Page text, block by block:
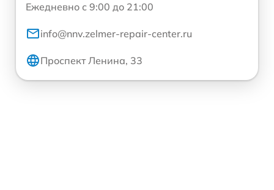
Ежедневно с 9:00 до 21:00
info@nnv.zelmer-repair-center.ru
Проспект Ленина, 33